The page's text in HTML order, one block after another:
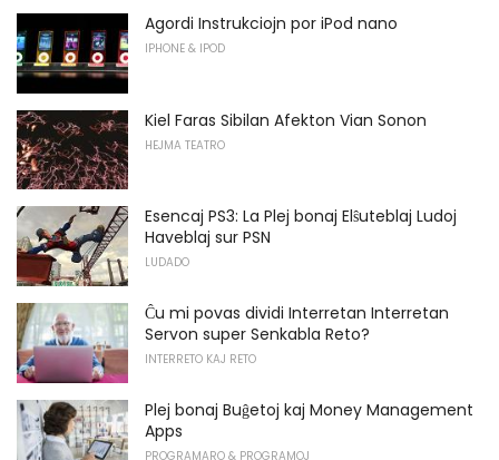
Agordi Instrukciojn por iPod nano
IPHONE & IPOD
Kiel Faras Sibilan Afekton Vian Sonon
HEJMA TEATRO
Esencaj PS3: La Plej bonaj Elŝuteblaj Ludoj
Haveblaj sur PSN
LUDADO
Ĉu mi povas dividi Interretan Interretan
Servon super Senkabla Reto?
INTERRETO KAJ RETO
Plej bonaj Buĝetoj kaj Money Management
Apps
PROGRAMARO & PROGRAMOJ